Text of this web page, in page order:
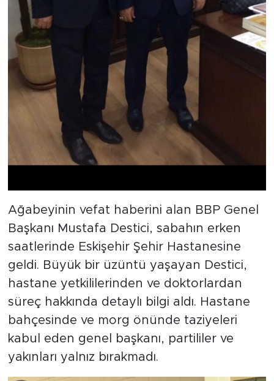
Ağabeyinin vefat haberini alan BBP Genel
Başkanı Mustafa Destici, sabahın erken
saatlerinde Eskişehir Şehir Hastanesine
geldi. Büyük bir üzüntü yaşayan Destici,
hastane yetkililerinden ve doktorlardan
süreç hakkında detaylı bilgi aldı. Hastane
bahçesinde ve morg önünde taziyeleri
kabul eden genel başkanı, partililer ve
yakınları yalnız bırakmadı.